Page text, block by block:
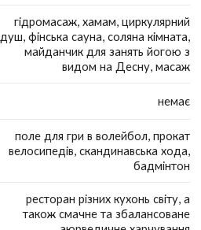
гідромасаж, хамам, циркулярний
душ, фінська сауна, соляна кімната,
майданчик для занять йогою з
видом на Десну, масаж
немає
поле для гри в волейбол, прокат
велосипедів, скандинавська хода,
бадмінтон
ресторан різних кухонь світу, а
також смачне та збалансоване